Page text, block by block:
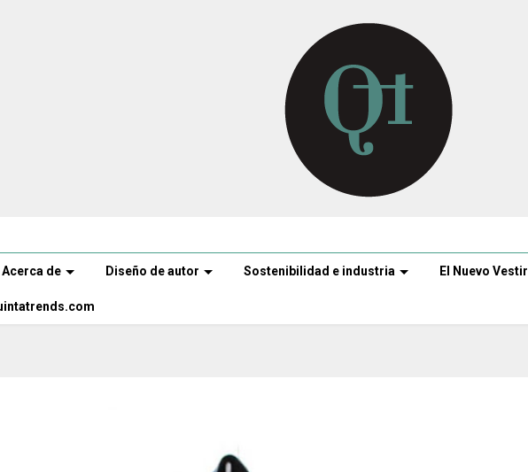
Acerca de Diseño de autor Sostenibilidad e industria El Nuevo Vestir